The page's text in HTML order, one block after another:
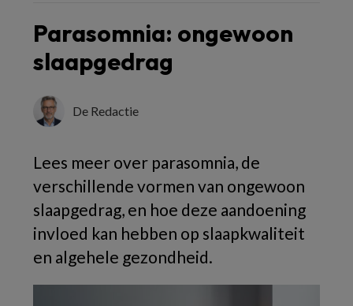
Parasomnia: ongewoon
slaapgedrag
De Redactie
Lees meer over parasomnia, de
verschillende vormen van ongewoon
slaapgedrag, en hoe deze aandoening
invloed kan hebben op slaapkwaliteit
en algehele gezondheid.